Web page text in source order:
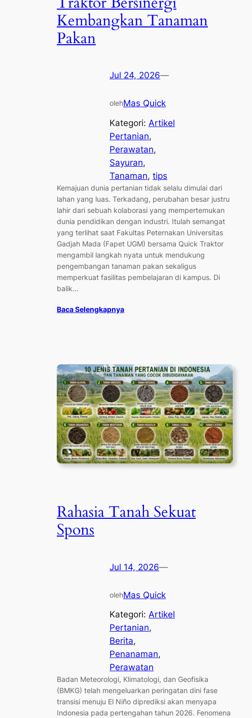
Kembangkan Tanaman
Pakan
Jul 24, 2026—
olehMas Quick
Kategori: Artikel
Pertanian
Perawatan
Sayuran
Tanaman, tips
Kemajuan dunia pertanian tidak selalu dimulai dari
lahan yang luas. Terkadang, perubahan besar justru
lahir dari sebuah kolaborasi yang mempertemukan
dunia pendidikan dengan industri. Itulah semangat
yang terlihat saat Fakultas Peternakan Universitas
Gadjah Mada (Fapet UGM) bersama Quick Traktor
mengambil langkah nyata untuk mendukung
pengembangan tanaman pakan sekaligus
memperkuat fasilitas pembelajaran di kampus. Di
balik…
Baca Selengkapnya
Rahasia Tanah Sekuat
Spons
Jul 14, 2026—
olehMas Quick
Kategori: Artikel
Pertanian
Berita
Penanaman
Perawatan
Badan Meteorologi, Klimatologi, dan Geofisika
(BMKG) telah mengeluarkan peringatan dini fase
transisi menuju El Niño diprediksi akan menyapa
Indonesia pada pertengahan tahun 2026. Fenomena